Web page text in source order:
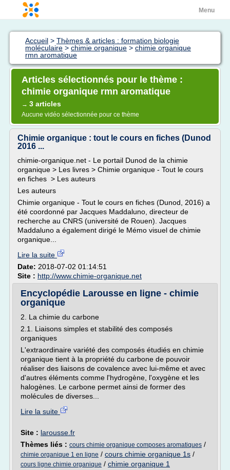
Menu
Accueil > Thèmes & articles : formation biologie
moléculaire > chimie organique > chimie organique
rmn aromatique
Articles sélectionnés pour le thème :
chimie organique rmn aromatique
→ 3 articles
Aucune vidéo sélectionnée pour ce thème
Chimie organique : tout le cours en fiches (Dunod
2016 ...
chimie-organique.net - Le portail Dunod de la chimie
organique > Les livres > Chimie organique - Tout le cours
en fiches > Les auteurs
Les auteurs
Chimie organique - Tout le cours en fiches (Dunod, 2016) a
été coordonné par Jacques Maddaluno, directeur de
recherche au CNRS (université de Rouen). Jacques
Maddaluno a également dirigé le Mémo visuel de chimie
organique...
Lire la suite
Date: 2018-07-02 01:14:51
Site : http://www.chimie-organique.net
Encyclopédie Larousse en ligne - chimie
organique
2. La chimie du carbone
2.1. Liaisons simples et stabilité des composés
organiques
L'extraordinaire variété des composés étudiés en chimie
organique tient à la propriété du carbone de pouvoir
réaliser des liaisons de covalence avec lui-même et avec
d'autres éléments comme l'hydrogène, l'oxygène et les
halogènes. Le carbone permet ainsi de former des
molécules de diverses...
Lire la suite
Site : larousse.fr
Thèmes liés : cours chimie organique composes aromatiques /
chimie organique 1 en ligne / cours chimie organique 1s /
cours ligne chimie organique / chimie organique 1